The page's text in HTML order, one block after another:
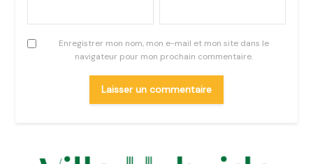
Enregistrer mon nom, mon e-mail et mon site dans le
navigateur pour mon prochain commentaire.